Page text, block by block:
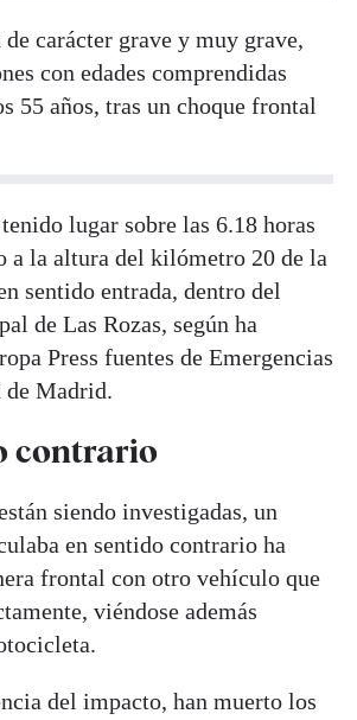
carácter grave y muy grave,
con edades comprendidas
55 años, tras un choque frontal
lugar sobre las 6.18 horas
a la altura del kilómetro 20 de la
sentido entrada, dentro del
de Las Rozas, según ha
Press fuentes de Emergencias
de Madrid.
contrario
siendo investigadas, un
en sentido contrario ha
frontal con otro vehículo que
viéndose además
del impacto, han muerto los